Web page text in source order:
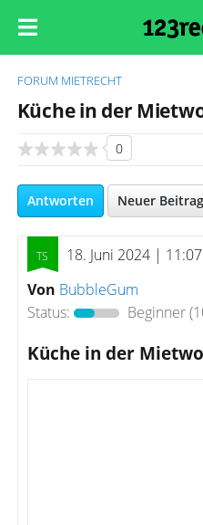
FORUM MIETRECHT
Küche in der
0
Antworten Neuer Beitrag
18. Juni 2024 | 11:07
Von BubbleGum
Status:
Beginner
Küche in der